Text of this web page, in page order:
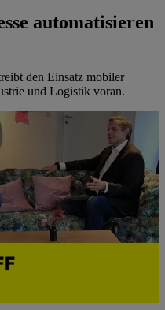
automatisieren
den Einsatz mobiler
und Logistik voran.